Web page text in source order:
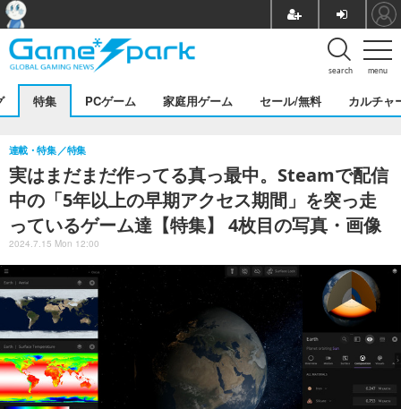
menu
search
特集 PCゲーム 家庭用ゲーム セール/無料 カルチャ
実はまだまだ作ってる真っ最中。Steamで配信
中の「5年以上の早期アクセス期間」を突っ走
っているゲーム達【特集】 4枚目の写真・画像
連載・特集 特集
2024.7.15 Mon 12:00